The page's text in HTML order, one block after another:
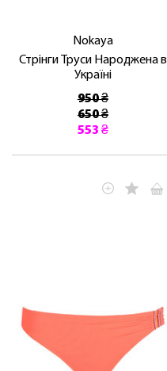
Nokaya
Стрінги Труси Народжена в
Україні
950 ₴
650 ₴
553 ₴